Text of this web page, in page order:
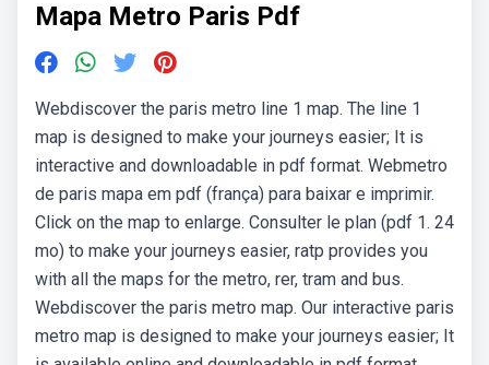
Mapa Metro Paris Pdf
Webdiscover the paris metro line 1 map. The line 1
map is designed to make your journeys easier; It is
interactive and downloadable in pdf format. Webmetro
de paris mapa em pdf (frança) para baixar e imprimir.
Click on the map to enlarge. Consulter le plan (pdf 1. 24
mo) to make your journeys easier, ratp provides you
with all the maps for the metro, rer, tram and bus.
Webdiscover the paris metro map. Our interactive paris
metro map is designed to make your journeys easier; It